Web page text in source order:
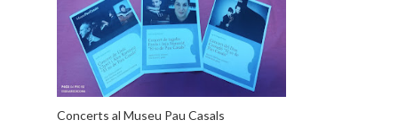
Concerts al Museu Pau Casals